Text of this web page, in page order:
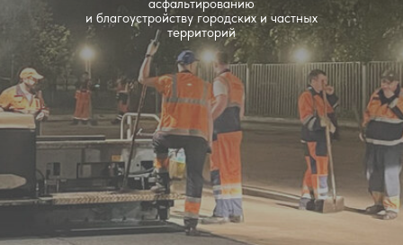
асфальтированию
и благоустройству городских и частных
территорий